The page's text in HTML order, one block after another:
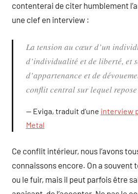
contenterai de citer humblement
une clef en interview :
La tension au cœur d’un
d’individualité et de liberté, et
d’appartenance et de
conflit central sur lequel repose
Eviga, traduit d’une interview
Metal
Ce conflit intérieur, nous l’avons
connaissons encore. On a souvent
ou le fuir, mais il peut parfois être